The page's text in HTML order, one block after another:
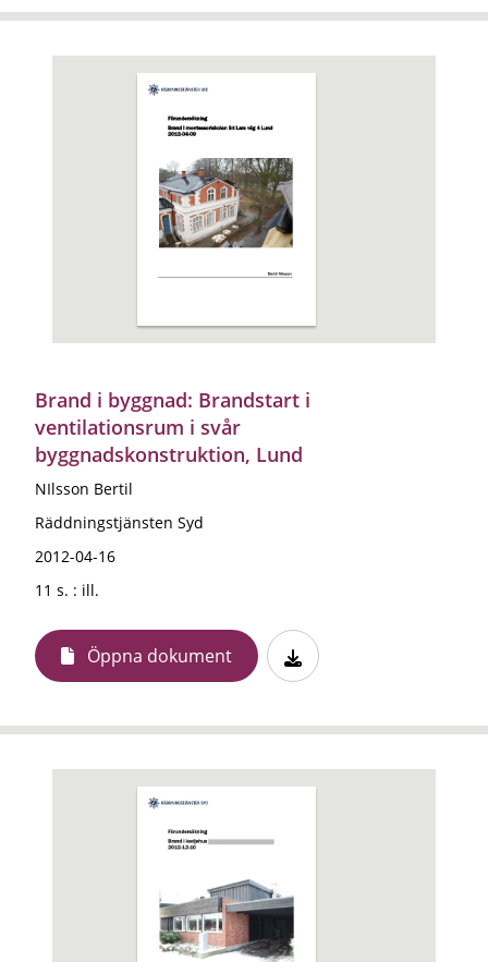
Brand i byggnad: Brandstart i
ventilationsrum i svår
byggnadskonstruktion, Lund
NIlsson Bertil
Räddningstjänsten Syd
2012-04-16
11 s. : ill.
Öppna dokument